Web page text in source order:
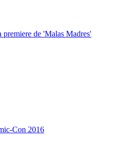
de 'Malas Madres'
Con 2016